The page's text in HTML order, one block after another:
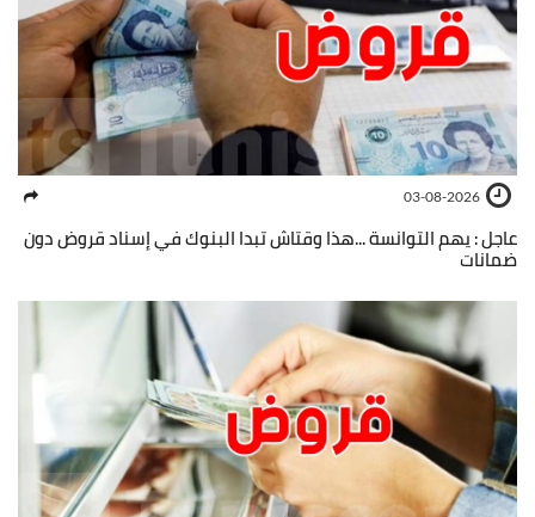
03-08-2026
عاجل : يهم التوانسة ...هذا وقتاش تبدا البنوك في إسناد قروض دون
ضمانات